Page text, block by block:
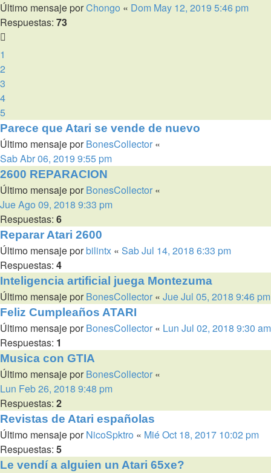
Último mensaje porChongo « Dom May 12, 2019 5:46 pm
Respuestas: 73
1
2
3
4
5
Parece que Atari se vende de nuevo
Último mensaje porBonesCollector «
Sab Abr 06, 2019 9:55 pm
2600 REPARACION
Último mensaje por BonesCollector «
Jue Ago 09, 2018 9:33 pm
Respuestas: 6
Reparar Atari 2600
Último mensaje porbilintx « Sab Jul 14, 2018 6:33 pm
Respuestas: 4
Inteligencia artificial juega Montezuma
Último mensaje por BonesCollector « Jue Jul 05, 2018 9:46 pm
Feliz Cumpleaños ATARI
Último mensaje porBonesCollector « Lun Jul 02, 2018 9:30 am
Respuestas: 1
Musica con GTIA
Último mensaje por BonesCollector «
Lun Feb 26, 2018 9:48 pm
Respuestas: 2
Revistas de Atari españolas
Último mensaje porNicoSpktro « Mié Oct 18, 2017 10:02 pm
Respuestas: 5
Le vendí a alguien un Atari 65xe?